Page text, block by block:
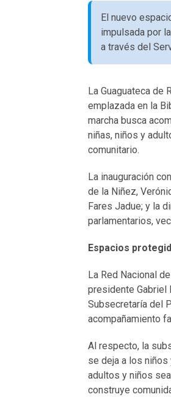
El nuevo
impulsada por
a través del
La Guaguateca de
emplazada en la
marcha busca
niñas, niños y
comunitario.
La inauguración
de la Niñez,
Fares Jadue; y la
parlamentarios,
Espacios
La Red Nacional
presidente Gabriel
Subsecretaría del
acompañamiento
Al respecto, la
se deja a los
adultos y niños
construye